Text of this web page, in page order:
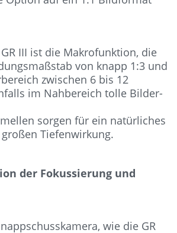
III ist die Makrofunktion, die
von knapp 1:3 und
zwischen 6 bis 12
im Nahbereich tolle Bilder-
sorgen für ein natürliches
Tiefenwirkung.
der Fokussierung und
wie die GR